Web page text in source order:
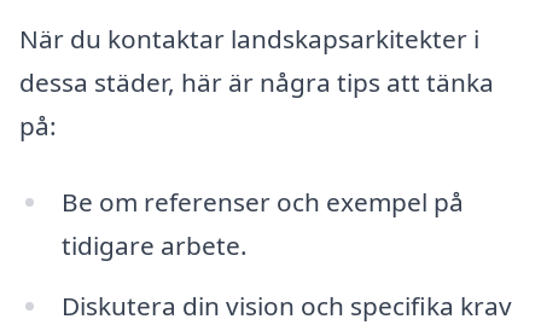
När du kontaktar landskapsarkitekter i
dessa städer, här är några tips att tänka
på:
Be om referenser och exempel på
tidigare arbete.
Diskutera din vision och specifika krav